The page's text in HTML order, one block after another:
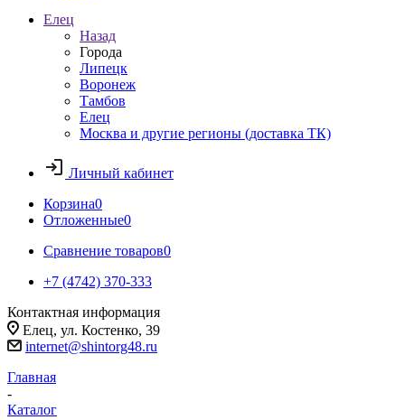
Елец
Назад
Города
Липецк
Воронеж
Тамбов
Елец
Москва и другие регионы (доставка ТК)
Личный кабинет
Корзина0
Отложенные0
Сравнение товаров0
+7 (4742) 370-333
Контактная информация
Елец, ул. Костенко, 39
internet@shintorg48.ru
Главная
-
Каталог